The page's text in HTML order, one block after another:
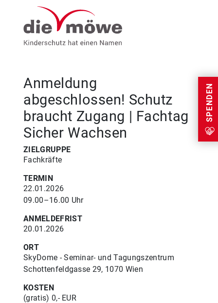
Weiter zum Inhalt
SPENDEN
Anmeldung
abgeschlossen! Schutz
braucht Zugang | Fachtag
Sicher Wachsen
ZIELGRUPPE
Fachkräfte
TERMIN
22.01.2026
09.00–16.00 Uhr
ANMELDEFRIST
20.01.2026
ORT
SkyDome - Seminar- und Tagungszentrum
Schottenfeldgasse 29, 1070 Wien
KOSTEN
(gratis) 0,- EUR